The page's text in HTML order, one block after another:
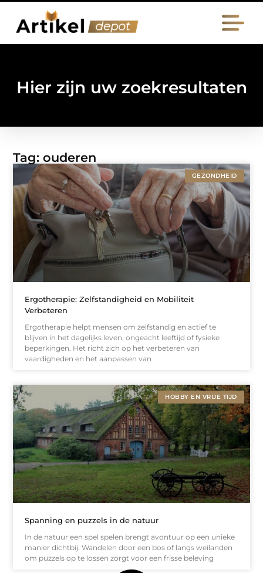
Hier zijn uw zoekresultaten
Tag: ouderen
GEZONDHEID
Ergotherapie: Zelfstandigheid en Mobiliteit
Verbeteren
Ergotherapie helpt mensen om zelfstandig en actief te
blijven in het dagelijks leven, ongeacht leeftijd of fysieke
beperkingen. Het richt zich op het verbeteren van
vaardigheden en het aanpassen van
HOBBY EN VRIJE TIJD
Spanning en puzzels in de natuur
In de natuur een spel spelen brengt avontuur op een unieke
manier dichtbij. Wandelen door een bos of langs weilanden
om puzzels op te lossen zorgt voor een frisse beleving